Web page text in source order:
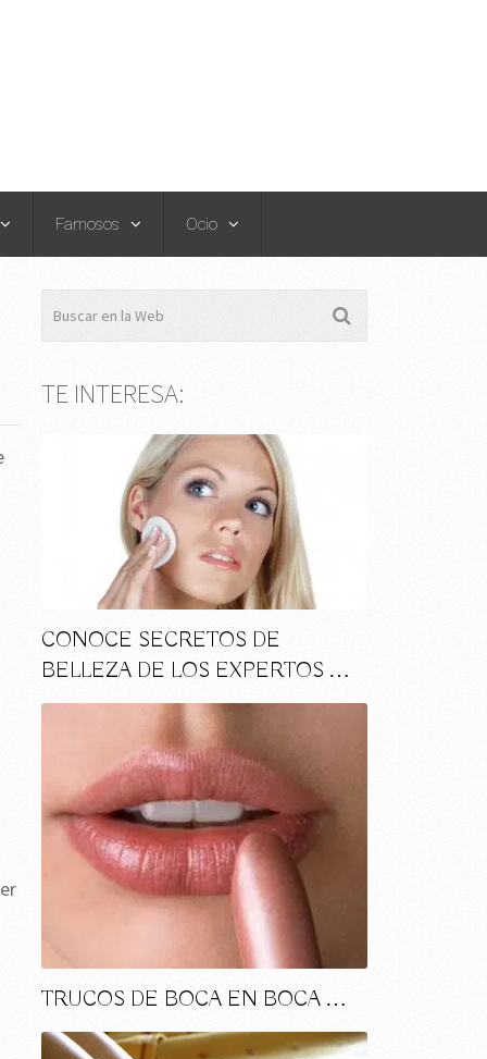
Famosos Ocio
TE INTERESA:
CONOCE SECRETOS DE
BELLEZA DE LOS EXPERTOS …
TRUCOS DE BOCA EN BOCA …